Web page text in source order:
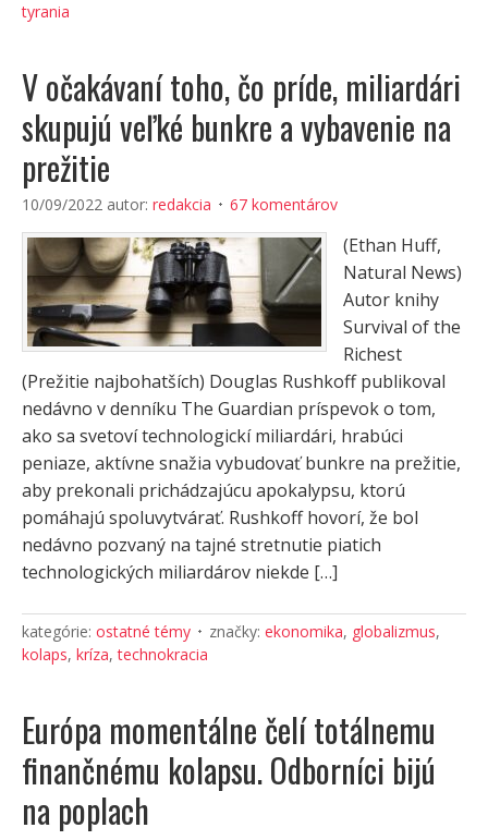
tyrania
V očakávaní toho, čo príde, miliardári
skupujú veľké bunkre a vybavenie na
prežitie
10/09/2022 autor: redakcia 67 komentárov
(Ethan Huff,
Natural News)
Autor knihy
Survival of the
Richest
(Prežitie najbohatších) Douglas Rushkoff publikoval
nedávno v denníku The Guardian príspevok o tom,
ako sa svetoví technologickí miliardári, hrabúci
peniaze, aktívne snažia vybudovať bunkre na prežitie,
aby prekonali prichádzajúcu apokalypsu, ktorú
pomáhajú spoluvytvárať. Rushkoff hovorí, že bol
nedávno pozvaný na tajné stretnutie piatich
technologických miliardárov niekde […]
kategórie: ostatné témy značky: ekonomika, globalizmus,
kolaps, kríza,technokracia
Európa momentálne čelí totálnemu
finančnému kolapsu. Odborníci bijú
na poplach